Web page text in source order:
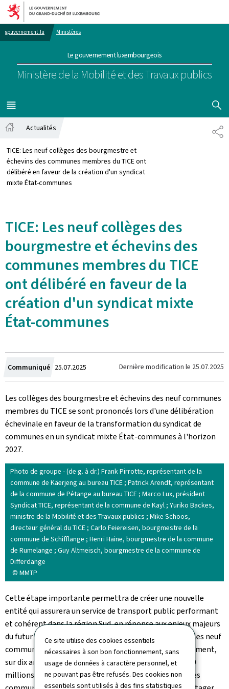
Ce site utilise des cookies essentiels
nécessaires à son bon fonctionnement, sans
usage de données à caractère personnel, et
ne pouvant pas être refusés. Des cookies non
essentiels sont utilisés à des fins statistiques
Aller au menu principal
Aller au contenu
gouvernement.lu Ministères
Le gouvernement luxembourgeois
Ministère de la Mobilité et des Travaux publics
MENU
PRINCIPAL
Actualités
TICE: Les neuf collèges des bourgmestre et
échevins des communes membres du TICE ont
délibéré en faveur de la création d'un syndicat
mixte État-communes
TICE: Les neuf collèges des
bourgmestre et échevins des
communes membres du TICE
ont délibéré en faveur de la
création d'un syndicat mixte
État-communes
Communiqué Crée
le
25.07.2025 Dernière modification le 25.07.2025
Les collèges des bourgmestre et échevins des neuf communes
membres du TICE se sont prononcés lors d'une délibération
échevinale en faveur de la transformation du syndicat de
communes en un syndicat mixte État-communes à l'horizon
2027.
Photo de groupe - (de g. à dr.) Frank Pirrotte, représentant de la
commune de Käerjeng au bureau TICE ; Patrick Arendt, représentant
de la commune de Pétange au bureau TICE ; Marco Lux, président
Syndicat TICE, représentant de la commune de Kayl ; Yuriko Backes,
ministre de la Mobilité et des Travaux publics ; Mike Schoos,
directeur général du TICE ; Carlo Feiereisen, bourgmestre de la
commune de Schifflange ; Henri Haine, bourgmestre de la commune
de Rumelange ; Guy Altmeisch, bourgmestre de la commune de
Differdange
© MMTP
Cette étape importante permettra de créer une nouvelle
entité qui assurera un service de transport public performant
et cohérent dans la région Sud, en réponse aux enjeux majeurs
du futur Plan national de mobilité 2040. Avec l'État et les neuf
communes en tant que co-décisionnaires et un financement,
sur dix ans, supporté par l'État à hauteur de plus de 700
millions d'euros et limité à 150 millions d'euros pour les